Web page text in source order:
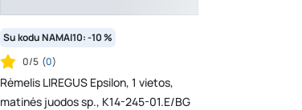
Su kodu NAMAI10: -10 %
0/5 (0)
Rėmelis LIREGUS Epsilon, 1 vietos,
matinės juodos sp., K14-245-01.E/BG